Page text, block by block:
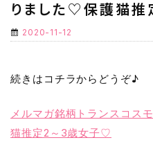
りました♡保護猫
2020-11-12
続きはコチラからどうぞ♪
メルマガ銘柄トランスコス
猫推定2～3歳女子♡